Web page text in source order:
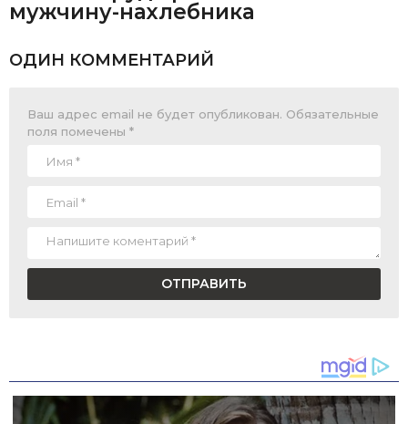
мужчину-нахлебника
ОДИН КОММЕНТАРИЙ
Ваш адрес email не будет опубликован. Обязательные
поля помечены *